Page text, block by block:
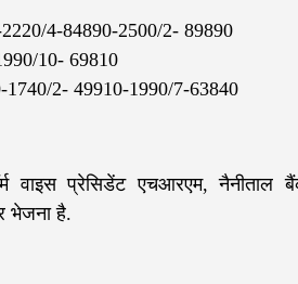
4-84890-2500/2- 89890
10- 69810
2- 49910-1990/7-63840
वाइस प्रेसिडेंट एचआरएम,
भेजना है.